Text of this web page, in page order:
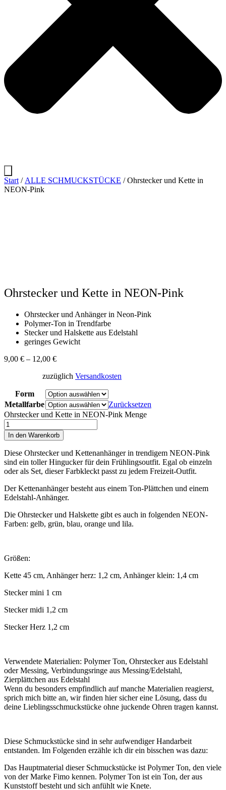
Start / ALLE SCHMUCKSTÜCKE / Ohrstecker und Kette in
NEON-Pink
Ohrstecker und Kette in NEON-Pink
Ohrstecker und Anhänger in Neon-Pink
Polymer-Ton in Trendfarbe
Stecker und Halskette aus Edelstahl
geringes Gewicht
9,00 € – 12,00 €
zuzüglich Versandkosten
Form
Metallfarbe
Zurücksetzen
Ohrstecker und Kette in NEON-Pink Menge
In den Warenkorb
Diese Ohrstecker und Kettenanhänger in trendigem NEON-Pink
sind ein toller Hingucker für dein Frühlingsoutfit. Egal ob einzeln
oder als Set, dieser Farbkleckt passt zu jedem Freizeit-Outfit.
Der Kettenanhänger besteht aus einem Ton-Plättchen und einem
Edelstahl-Anhänger.
Die Ohrstecker und Halskette gibt es auch in folgenden NEON-
Farben: gelb, grün, blau, orange und lila.
Größen:
Kette 45 cm, Anhänger herz: 1,2 cm, Anhänger klein: 1,4 cm
Stecker mini 1 cm
Stecker midi 1,2 cm
Stecker Herz 1,2 cm
Verwendete Materialien: Polymer Ton, Ohrstecker aus Edelstahl
oder Messing, Verbindungsringe aus Messing/Edelstahl,
Zierplättchen aus Edelstahl
Wenn du besonders empfindlich auf manche Materialien reagierst,
sprich mich bitte an, wir finden hier sicher eine Lösung, dass du
deine Lieblingsschmuckstücke ohne juckende Ohren tragen kannst.
Diese Schmuckstücke sind in sehr aufwendiger Handarbeit
entstanden. Im Folgenden erzähle ich dir ein bisschen was dazu:
Das Hauptmaterial dieser Schmuckstücke ist Polymer Ton, den viele
von der Marke Fimo kennen. Polymer Ton ist ein Ton, der aus
Kunststoff besteht und sich anfühlt wie Knete.